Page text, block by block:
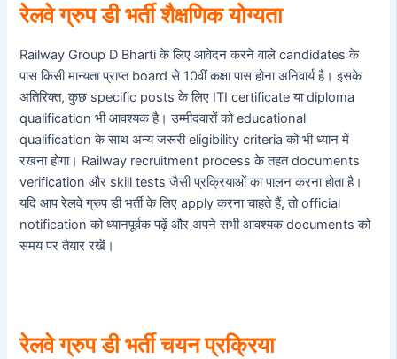
रेलवे ग्रुप डी भर्ती शैक्षणिक योग्यता
Railway Group D Bharti के लिए आवेदन करने वाले candidates के
पास किसी मान्यता प्राप्त board से 10वीं कक्षा पास होना अनिवार्य है। इसके
अतिरिक्त, कुछ specific posts के लिए ITI certificate या diploma
qualification भी आवश्यक है। उम्मीदवारों को educational
qualification के साथ अन्य जरूरी eligibility criteria को भी ध्यान में
रखना होगा। Railway recruitment process के तहत documents
verification और skill tests जैसी प्रक्रियाओं का पालन करना होता है।
यदि आप रेलवे ग्रुप डी भर्ती के लिए apply करना चाहते हैं, तो official
notification को ध्यानपूर्वक पढ़ें और अपने सभी आवश्यक documents को
समय पर तैयार रखें।
रेलवे ग्रुप डी भर्ती चयन प्रक्रिया